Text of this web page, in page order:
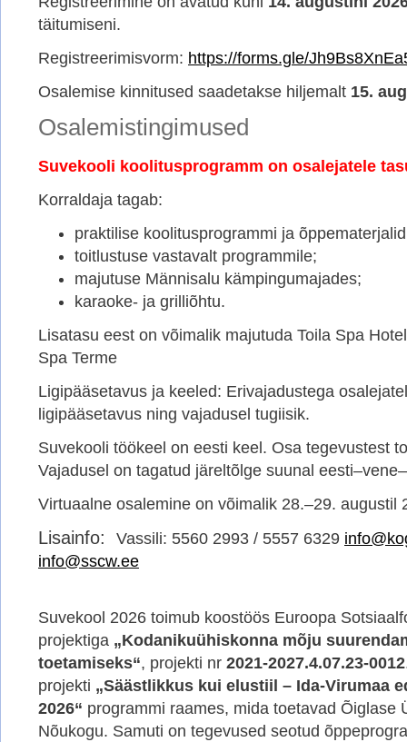
täitumiseni.
Registreerimisvorm: https://forms.gle/
Osalemise kinnitused saadetakse hiljemalt 15.
Osalemistingimused
Suvekooli koolitusprogramm on osalejatele
Korraldaja tagab:
praktilise koolitusprogrammi ja
toitlustuse vastavalt programmile;
majutuse Männisalu kämpingumajades;
karaoke- ja grilliõhtu.
Lisatasu eest on võimalik majutuda Toila Spa
Spa Terme
Ligipääsetavus ja keeled: Erivajadustega
ligipääsetavus ning vajadusel tugiisik.
Suvekooli töökeel on eesti keel. Osa tegevustest
Vajadusel on tagatud järeltõlge suunal
Virtuaalne osalemine on võimalik 28.–29. augustil
Lisainfo: Vassili: 5560 2993 / 5557 6329
info@sscw.ee
Suvekool 2026 toimub koostöös Euroopa
projektiga „Kodanikuühiskonna mõju
toetamiseks“, projekti nr 2021-2027.4.07.23-0012
projekti „Säästlikkus kui elustiil – Ida-Virumaa
2026“ programmi raames, mida toetavad Õiglase
Nõukogu. Samuti on tegevused seotud